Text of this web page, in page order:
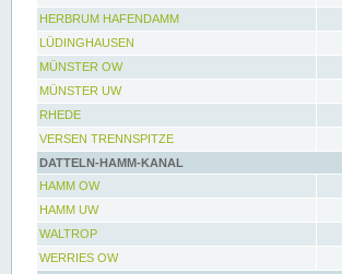
HERBRUM HAFENDAMM
LÜDINGHAUSEN
MÜNSTER OW
MÜNSTER UW
RHEDE
VERSEN TRENNSPITZE
DATTELN-HAMM-KANAL
HAMM OW
HAMM UW
WALTROP
WERRIES OW